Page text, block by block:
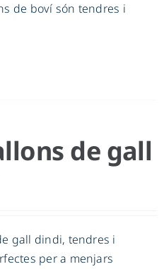
de boví són tendres i
de gall
gall dindi, tendres i
per a menjars